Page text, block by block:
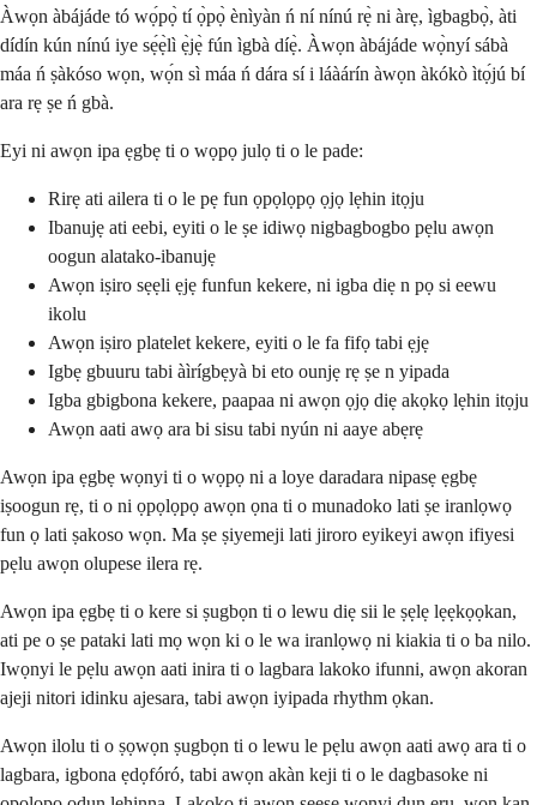
Àwọn àbájáde tó wọ́pọ̀ tí ọ̀pọ̀ ènìyàn ń ní nínú rẹ̀ ni àrẹ, ìgbagbọ̀, àti
dídín kún nínú iye sẹ́ẹ̀lì ẹ̀jẹ̀ fún ìgbà díẹ̀. Àwọn àbájáde wọ̀nyí sábà
máa ń ṣàkóso wọn, wọ́n sì máa ń dára sí i láàárín àwọn àkókò ìtọ́jú bí
ara rẹ ṣe ń gbà.
Eyi ni awọn ipa ẹgbẹ ti o wọpọ julọ ti o le pade:
Rirẹ ati ailera ti o le pẹ fun ọpọlọpọ ọjọ lẹhin itọju
Ibanujẹ ati eebi, eyiti o le ṣe idiwọ nigbagbogbo pẹlu awọn
oogun alatako-ibanujẹ
Awọn iṣiro sẹẹli ẹjẹ funfun kekere, ni igba diẹ n pọ si eewu
ikolu
Awọn iṣiro platelet kekere, eyiti o le fa fifọ tabi ẹjẹ
Igbẹ gbuuru tabi àìrígbẹyà bi eto ounjẹ rẹ ṣe n yipada
Igba gbigbona kekere, paapaa ni awọn ọjọ diẹ akọkọ lẹhin itọju
Awọn aati awọ ara bi sisu tabi nyún ni aaye abẹrẹ
Awọn ipa ẹgbẹ wọnyi ti o wọpọ ni a loye daradara nipasẹ ẹgbẹ
iṣoogun rẹ, ti o ni ọpọlọpọ awọn ọna ti o munadoko lati ṣe iranlọwọ
fun ọ lati ṣakoso wọn. Ma ṣe ṣiyemeji lati jiroro eyikeyi awọn ifiyesi
pẹlu awọn olupese ilera rẹ.
Awọn ipa ẹgbẹ ti o kere si ṣugbọn ti o lewu diẹ sii le ṣẹlẹ lẹẹkọọkan,
ati pe o ṣe pataki lati mọ wọn ki o le wa iranlọwọ ni kiakia ti o ba nilo.
Iwọnyi le pẹlu awọn aati inira ti o lagbara lakoko ifunni, awọn akoran
ajeji nitori idinku ajesara, tabi awọn iyipada rhythm ọkan.
Awọn ilolu ti o ṣọwọn ṣugbọn ti o lewu le pẹlu awọn aati awọ ara ti o
lagbara, igbona ẹdọfóró, tabi awọn akàn keji ti o le dagbasoke ni